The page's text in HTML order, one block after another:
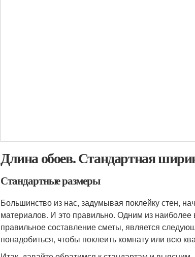
Длина обоев. Стандартная
Стандартные размеры
Большинство из нас, задумывая поклейку стен,
материалов. И это правильно. Одним из наиболее
правильное составление сметы, является
понадобиться, чтобы поклеить комнату или всю